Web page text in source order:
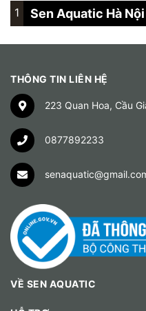
1 Sen Aquatic Hà
THÔNG TIN LIÊN HỆ
223 Quan Hoa, Cầu
0877892233
VỀ SEN AQUATIC